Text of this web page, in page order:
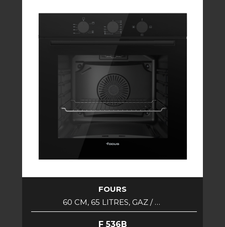
FOURS
60 CM, 65 LITRES, GAZ / …
F 536B